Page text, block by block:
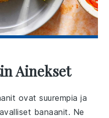
Ainekset
ovat suurempia ja
banaanit. Ne